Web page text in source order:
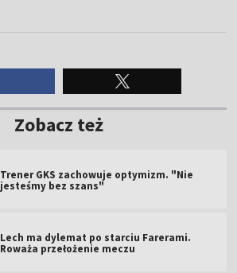
Zobacz też
Trener GKS zachowuje optymizm. "Nie
jesteśmy bez szans"
Lech ma dylemat po starciu Farerami.
Roważa przełożenie meczu